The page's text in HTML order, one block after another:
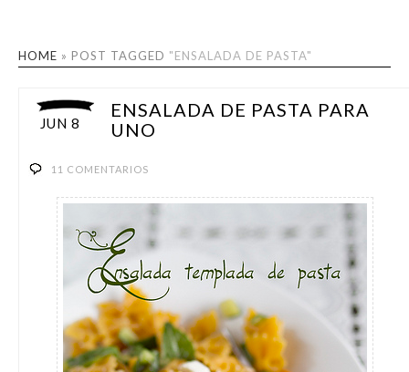
HOME » POST TAGGED "ENSALADA DE PASTA"
JUN 8
ENSALADA DE PASTA PARA
UNO
11 COMENTARIOS